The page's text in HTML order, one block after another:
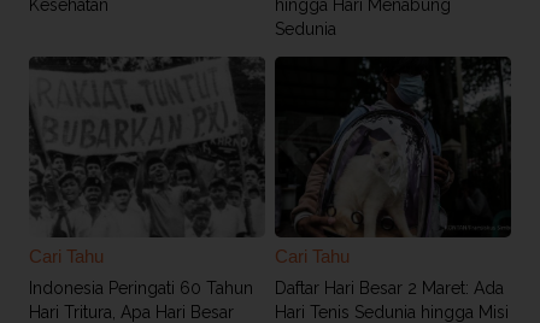
Kesehatan
hingga Hari Menabung
Sedunia
Cari Tahu
Indonesia Peringati 60 Tahun
Hari Tritura, Apa Hari Besar
Cari Tahu
Daftar Hari Besar 2 Maret: Ada
Hari Tenis Sedunia hingga Misi